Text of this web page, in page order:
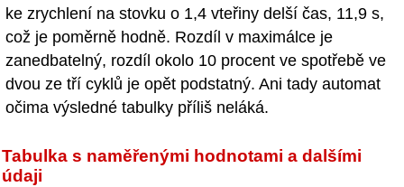
ke zrychlení na stovku o 1,4 vteřiny delší čas, 11,9 s,
což je poměrně hodně. Rozdíl v maximálce je
zanedbatelný, rozdíl okolo 10 procent ve spotřebě ve
dvou ze tří cyklů je opět podstatný. Ani tady automat
očima výsledné tabulky příliš neláká.
Tabulka s naměřenými hodnotami a dalšími
údaji